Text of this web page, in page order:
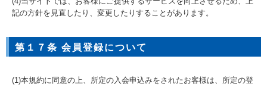
記の方針を見直したり、変更したりすることがあります。
第１７条 会員登録について
(1)本規約に同意の上、所定の入会申込みをされたお客様は、所定の登